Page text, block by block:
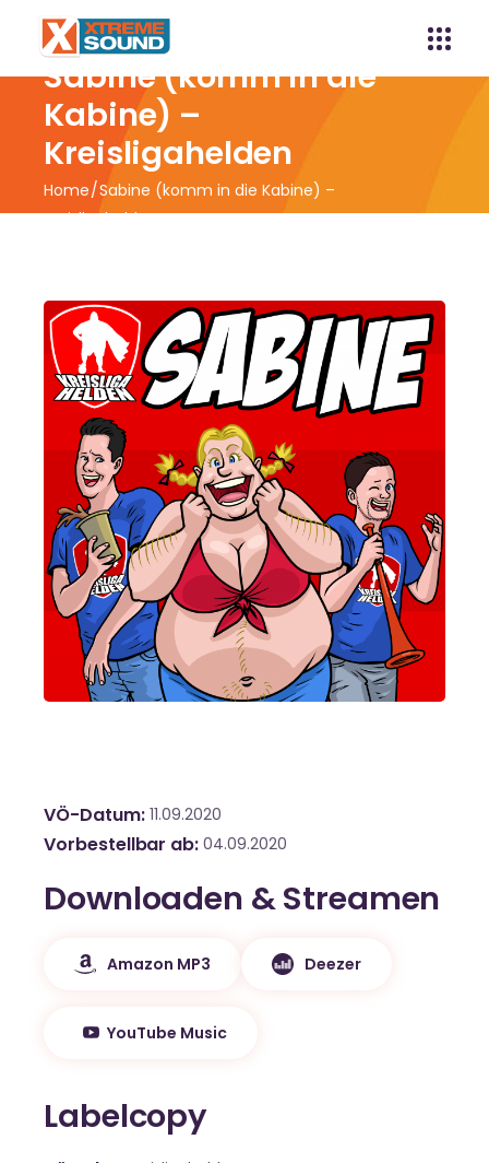
Sabine (komm in die
Kabine) –
Kreisligahelden
Home Sabine (komm in die Kabine) –
Kreisligahelden
VÖ-Datum 11.09.2020
Vorbestellbar ab 04.09.2020
Downloaden & Streamen
Amazon MP3 Deezer
YouTube Music
Labelcopy